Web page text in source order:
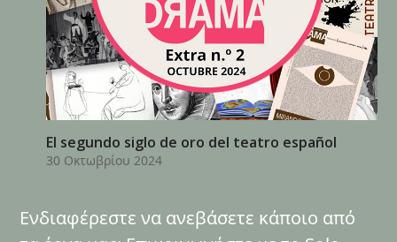
El segundo siglo de oro del teatro español
30 Οκτωβρίου 2024
Ενδιαφέρεστε να ανεβάσετε κάποιο από